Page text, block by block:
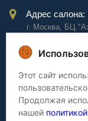
Адрес салона:
г. Москва, БЦ
Куркинское ш.,
этаж
Сервис
Доставка
Оплата
Этот сайт
Продолжая
нашей